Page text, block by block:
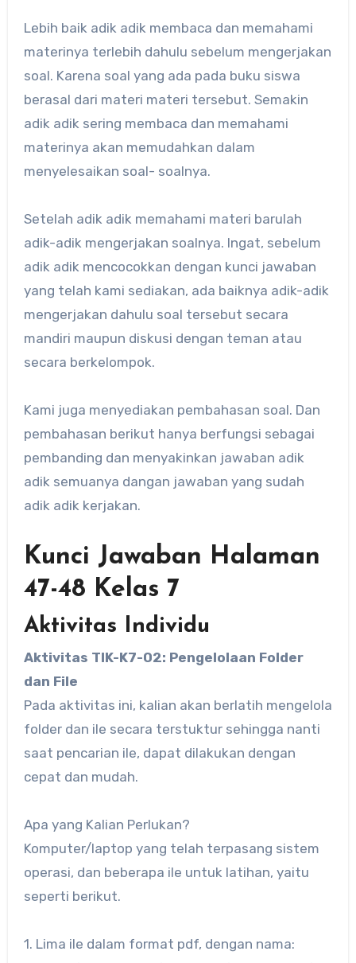
Lebih baik adik adik membaca dan memahami
materinya terlebih dahulu sebelum mengerjakan
soal. Karena soal yang ada pada buku siswa
berasal dari materi materi tersebut. Semakin
adik adik sering membaca dan memahami
materinya akan memudahkan dalam
menyelesaikan soal- soalnya.
Setelah adik adik memahami materi barulah
adik-adik mengerjakan soalnya. Ingat, sebelum
adik adik mencocokkan dengan kunci jawaban
yang telah kami sediakan, ada baiknya adik-adik
mengerjakan dahulu soal tersebut secara
mandiri maupun diskusi dengan teman atau
secara berkelompok.
Kami juga menyediakan pembahasan soal. Dan
pembahasan berikut hanya berfungsi sebagai
pembanding dan menyakinkan jawaban adik
adik semuanya dangan jawaban yang sudah
adik adik kerjakan.
Kunci Jawaban Halaman
47-48 Kelas 7
Aktivitas Individu
Aktivitas TIK-K7-02: Pengelolaan Folder
dan File
Pada aktivitas ini, kalian akan berlatih mengelola
folder dan ile secara terstuktur sehingga nanti
saat pencarian ile, dapat dilakukan dengan
cepat dan mudah.
Apa yang Kalian Perlukan?
Komputer/laptop yang telah terpasang sistem
operasi, dan beberapa ile untuk latihan, yaitu
seperti berikut.
1. Lima ile dalam format pdf, dengan nama: